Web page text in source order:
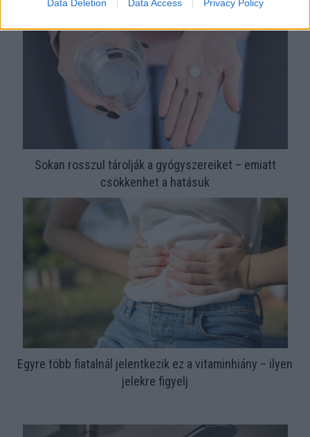
Data Deletion Data Access Privacy Policy
Sokan rosszul tárolják a gyógyszereiket – emiatt
csökkenhet a hatásuk
Egyre több fiatalnál jelentkezik ez a vitaminhiány – ilyen
jelekre figyelj